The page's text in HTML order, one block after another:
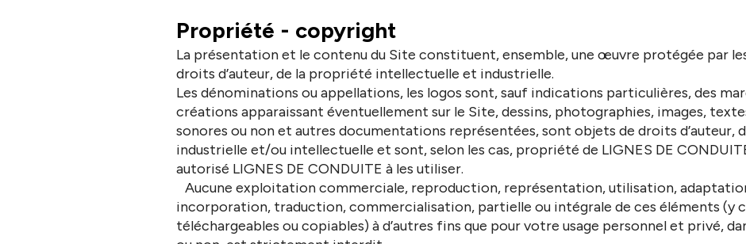
Propriété - copyright
La présentation et le contenu du Site constituent, ensemble, une œuvre protégée par
droits d’auteur, de la propriété intellectuelle et industrielle.
Les dénominations ou appellations, les logos sont, sauf indications particulières, des
créations apparaissant éventuellement sur le Site, dessins, photographies, images,
sonores ou non et autres documentations représentées, sont objets de droits d’auteur,
industrielle et/ou intellectuelle et sont, selon les cas, propriété de LIGNES DE
autorisé LIGNES DE CONDUITE à les utiliser.
Aucune exploitation commerciale, reproduction, représentation, utilisation,
incorporation, traduction, commercialisation, partielle ou intégrale de ces éléments (y
téléchargeables ou copiables) à d’autres fins que pour votre usage personnel et privé,